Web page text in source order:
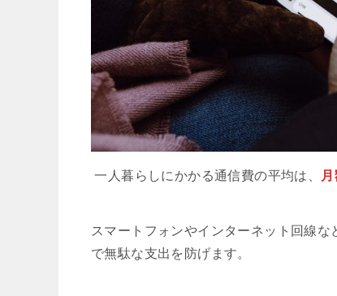
一人暮らしにかかる通信費の平均は、
スマートフォンやインターネット回線
で無駄な支出を防げます。